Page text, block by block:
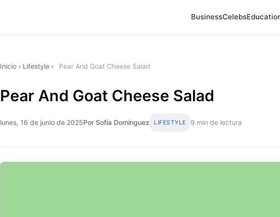
BusinessCelebs
Inicio › Lifestyle › Pear And Goat Cheese Salad
Pear And Goat Cheese Salad
lunes, 16 de junio de 2025Por Sofía Domínguez LIFESTYLE 9 min de lectura